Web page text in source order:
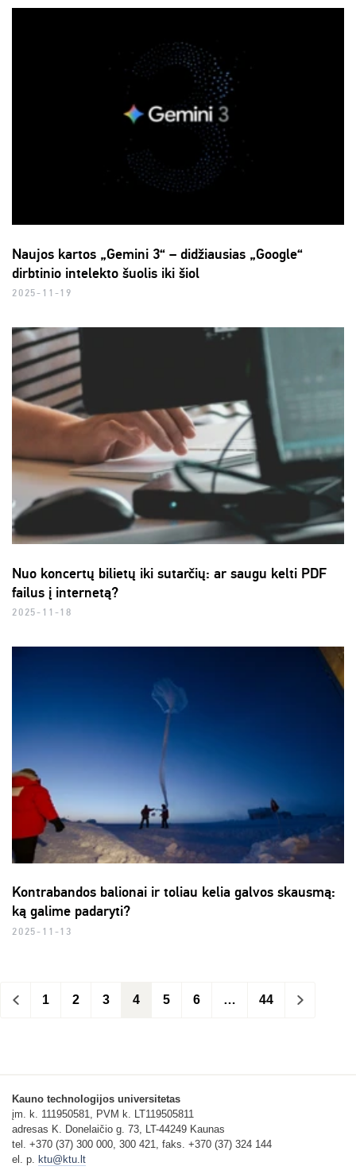
Naujos kartos „Gemini 3“ – didžiausias „Google“
dirbtinio intelekto šuolis iki šiol
2025-11-19
Nuo koncertų bilietų iki sutarčių: ar saugu kelti PDF
failus į internetą?
2025-11-18
Kontrabandos balionai ir toliau kelia galvos skausmą:
ką galime padaryti?
2025-11-13
< 1 2 3 4 5 6 … 44 >
Kauno technologijos universitetas
įm. k. 111950581, PVM k. LT119505811
adresas K. Donelaičio g. 73, LT-44249 Kaunas
tel. +370 (37) 300 000, 300 421, faks. +370 (37) 324 144
el. p. ktu@ktu.lt